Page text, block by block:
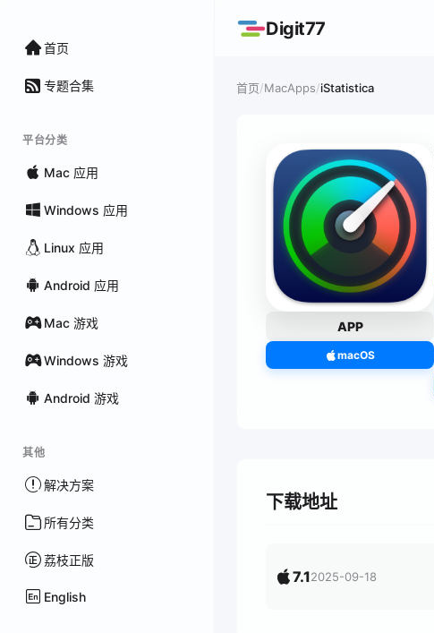
首页
专题合集
平台分类
Mac 应用
Windows 应用
Linux 应用
Android 应用
Mac 游戏
Windows 游戏
Android 游戏
其他
解决方案
所有分类
荔枝正版
English
Digit77
首页/MacApps/iStatistica
APP
macOS
下载地址
7.12025-09-18